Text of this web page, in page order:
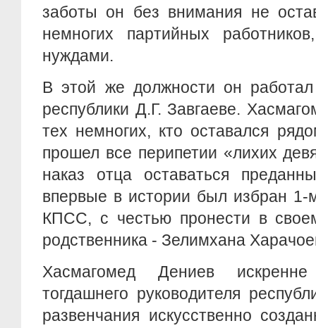
заботы он без внимания не
немногих партийных
нуждами.
В этой же должности он
республики Д.Г. Завгаеве.
тех немногих, кто оставался
прошел все перипетии «лихих
наказ отца оставаться
впервые в истории был избран
КПСС, с честью пронести в
родственника - Зелимхана
Хасмагомед Дениев
тогдашнего руководителя
развенчания искусственно